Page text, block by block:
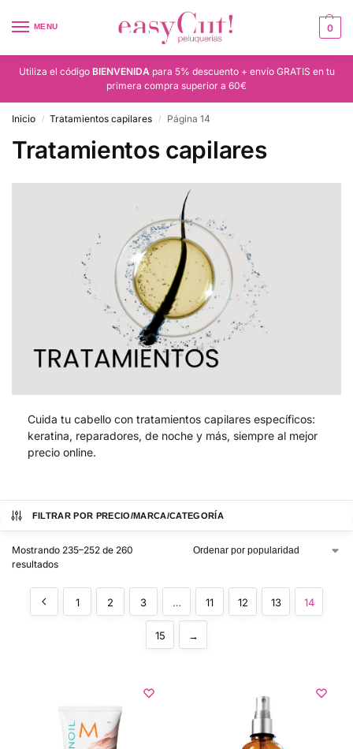
MENU 0
Utiliza el código BIENVENIDApara 5% descuento + envío GRATIS en tu
primera compra superior a 60€
Inicio / Tratamientos capilares / Página 14
Tratamientos capilares
Cuida tu cabello con tratamientos capilares específicos:
keratina, reparadores, de noche y más, siempre al mejor
precio online.
FILTRAR POR PRECIO/MARCA/CATEGORÍA
Mostrando 235–252 de 260
resultados
1 2 3 … 11 12 13 14
15 →